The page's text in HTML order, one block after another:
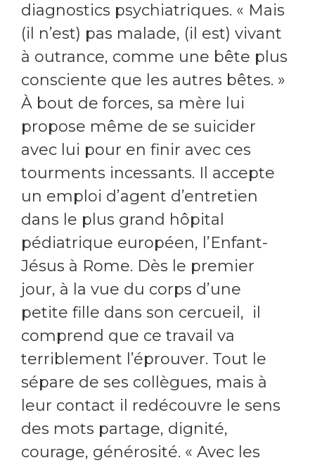
diagnostics psychiatriques. « Mais
(il n’est) pas malade, (il est) vivant
à outrance, comme une bête plus
consciente que les autres bêtes. »
À bout de forces, sa mère lui
propose même de se suicider
avec lui pour en finir avec ces
tourments incessants. Il accepte
un emploi d’agent d’entretien
dans le plus grand hôpital
pédiatrique européen, l’Enfant-
Jésus à Rome. Dès le premier
jour, à la vue du corps d’une
petite fille dans son cercueil, il
comprend que ce travail va
terriblement l’éprouver. Tout le
sépare de ses collègues, mais à
leur contact il redécouvre le sens
des mots partage, dignité,
courage, générosité. « Avec les